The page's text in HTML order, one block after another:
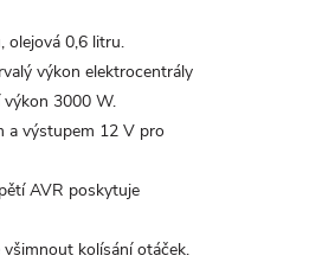
olejová 0,6 litru.
výkon elektrocentrály
3000 W.
a výstupem 12 V pro
AVR poskytuje
kolísání otáček.